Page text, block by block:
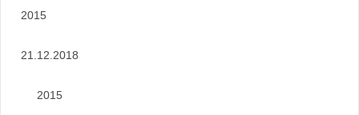
2015
21.12.2018
2015